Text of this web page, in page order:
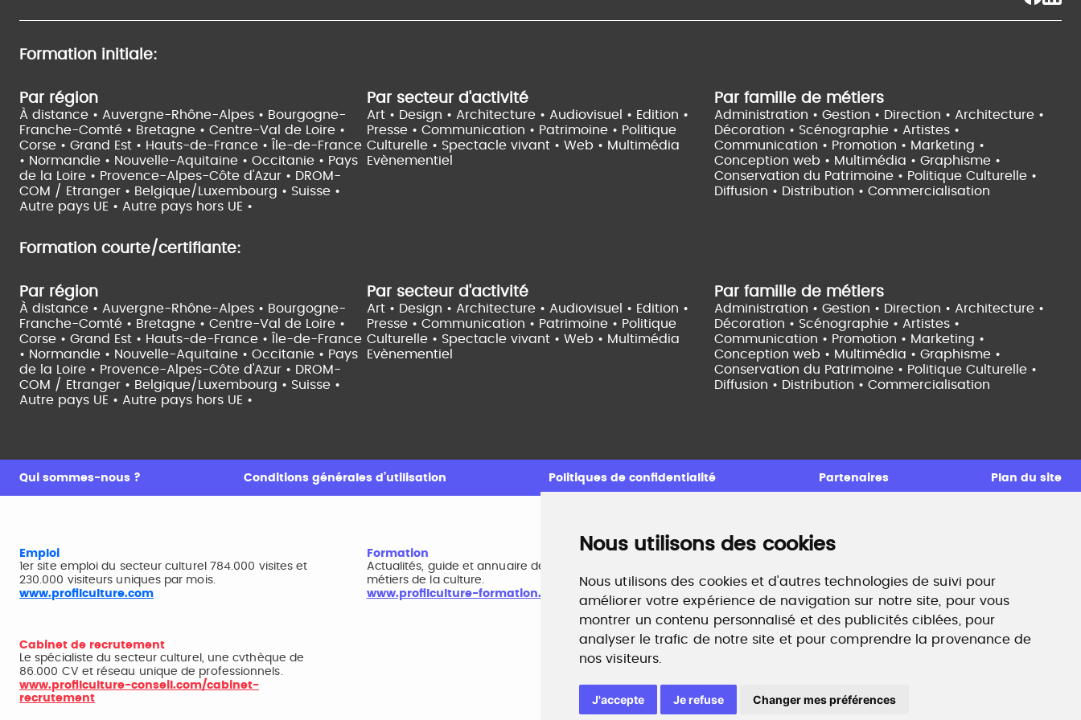
Nous utilisons des cookies
Nous utilisons des cookies et d'autres technologies de suivi pour
améliorer votre expérience de navigation sur notre site, pour vous
montrer un contenu personnalisé et des publicités ciblées, pour
analyser le trafic de notre site et pour comprendre la provenance de
nos visiteurs.
J'accepte Je refuse Changer mes préférences
Formation initiale:
Par région
À distance • Auvergne-Rhône-Alpes • Bourgogne-
Franche-Comté • Bretagne • Centre-Val de Loire •
Corse • Grand Est • Hauts-de-France •
Île-de-France
• Normandie • Nouvelle-Aquitaine • Occitanie • Pays
de la Loire • Provence-Alpes-Côte d'Azur • DROM-
COM / Etranger • Belgique/Luxembourg • Suisse •
Autre pays UE • Autre pays hors UE •
Par secteur d'activité
Art • Design • Architecture • Audiovisuel • Edition •
Presse • Communication • Patrimoine • Politique
Culturelle • Spectacle vivant • Web • Multimédia
Evènementiel
Par famille de métiers
Administration • Gestion • Direction • Architecture •
Décoration • Scénographie • Artistes •
Communication • Promotion • Marketing •
Conception web • Multimédia • Graphisme •
Conservation du Patrimoine • Politique Culturelle •
Diffusion • Distribution • Commercialisation
Formation courte/certifiante:
Par région
À distance • Auvergne-Rhône-Alpes • Bourgogne-
Franche-Comté • Bretagne • Centre-Val de Loire •
Corse • Grand Est • Hauts-de-France •
Île-de-France
• Normandie • Nouvelle-Aquitaine • Occitanie • Pays
de la Loire • Provence-Alpes-Côte d'Azur • DROM-
COM / Etranger • Belgique/Luxembourg • Suisse •
Autre pays UE • Autre pays hors UE •
Par secteur d'activité
Art • Design • Architecture • Audiovisuel • Edition •
Presse • Communication • Patrimoine • Politique
Culturelle • Spectacle vivant • Web • Multimédia
Evènementiel
Par famille de métiers
Administration • Gestion • Direction • Architecture •
Décoration • Scénographie • Artistes •
Communication • Promotion • Marketing •
Conception web • Multimédia • Graphisme •
Conservation du Patrimoine • Politique Culturelle •
Diffusion • Distribution • Commercialisation
Qui sommes-nous ? Conditions générales d’utilisation Politiques de confidentialité Partenaires Plan du site
Emploi
1er site emploi du secteur culturel 784.000 visites et
230.000 visiteurs uniques par mois.
www.profilculture.com
Formation
Actualités, guide et annuaire des formations aux
métiers de la culture.
www.profilculture-formation.com
Accompagnement professionnel
recherche d'emploi, entretien conseil.
www.profilculture-competences.com
Cabinet de recrutement
Le spécialiste du secteur culturel, une cvthèque de
86.000 CV et réseau unique de professionnels.
www.profilculture-conseil.com/cabinet-
recrutement